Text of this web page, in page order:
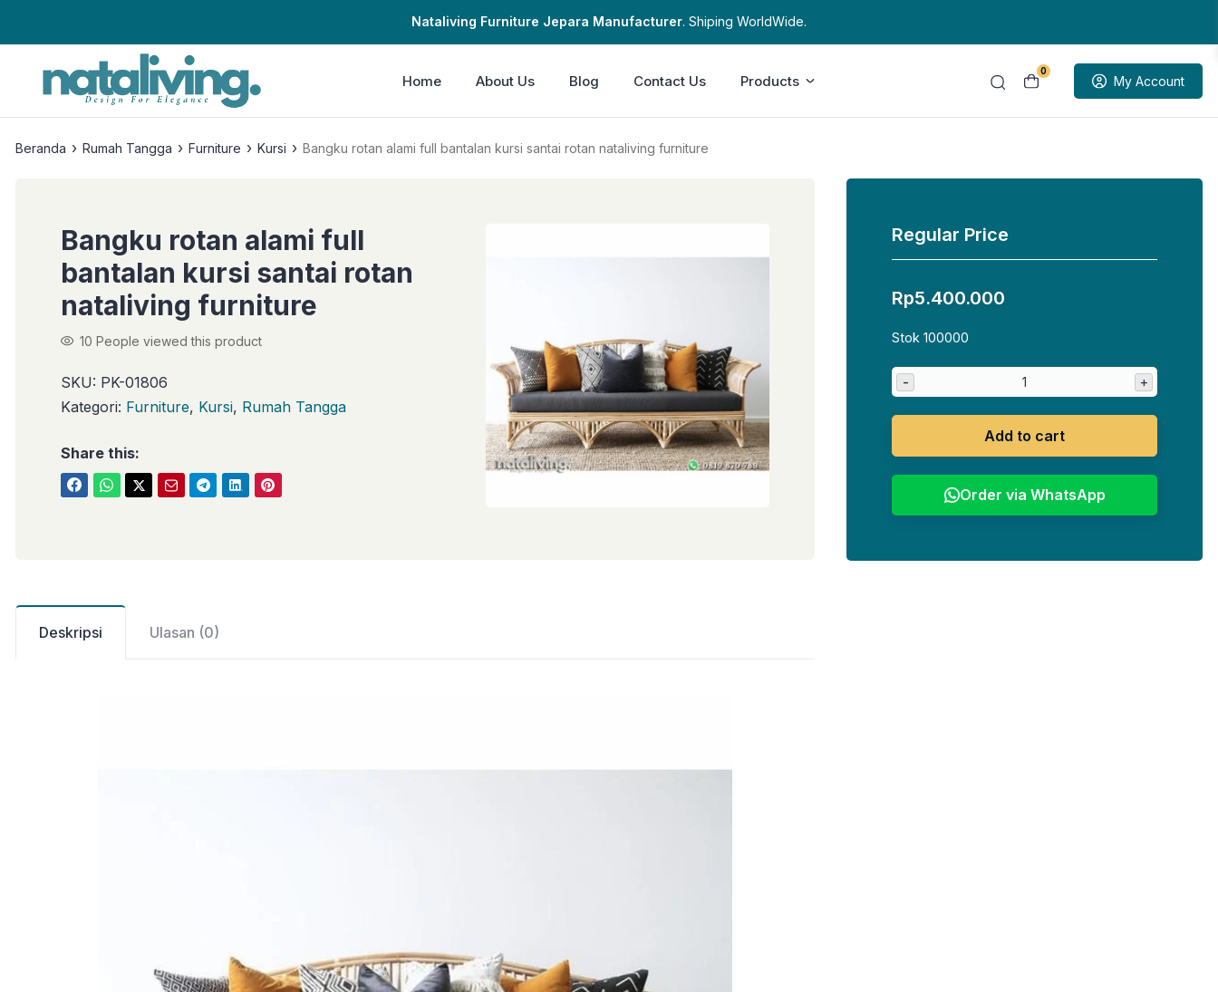
Nataliving Furniture Jepara Manufacturer. Shiping WorldWide.
0
My Account
Home About Us Blog Contact Us Products
Beranda › Rumah Tangga › Furniture › Kursi › Bangku rotan alami full bantalan kursi santai rotan nataliving furniture
Bangku rotan alami full
bantalan kursi santai rotan
nataliving furniture
10 People viewed this product
SKU: PK-01806
Kategori: Furniture, Kursi, Rumah Tangga
Share this:
Deskripsi Ulasan (0)
Regular Price
Rp5.400.000
Stok 100000
- +
Add to cart
Order via WhatsApp